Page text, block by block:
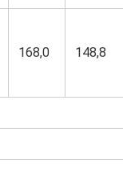
168,0 148,8